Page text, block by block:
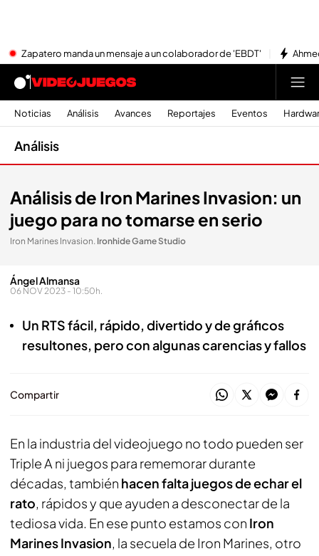
Zapatero manda un mensaje a un colaborador de 'EBDT'
Noticias Análisis Avances Reportajes Eventos
Análisis
Análisis de Iron Marines Invasion: un
juego para no tomarse en serio
Iron Marines Invasion. Ironhide Game Studio
Ángel Almansa
06 NOV 2023 - 10:50h.
Un RTS fácil, rápido, divertido y de gráficos
resultones, pero con algunas carencias y fallos
Compartir
En la industria del videojuego no todo pueden ser
Triple A ni juegos para rememorar durante
décadas, también hacen falta juegos de echar el
rato, rápidos y que ayuden a desconectar de la
tediosa vida. En ese punto estamos con Iron
Marines Invasion, la secuela de Iron Marines, otro